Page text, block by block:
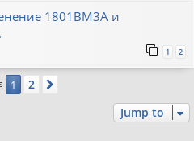
1801ВМ3А и
1 2
1 2
Jump to